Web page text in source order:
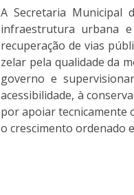
A Secretaria Municipal
infraestrutura urbana
recuperação de vias
zelar pela qualidade da
governo e
acessibilidade, à
por apoiar tecnicamente
o crescimento ordenado